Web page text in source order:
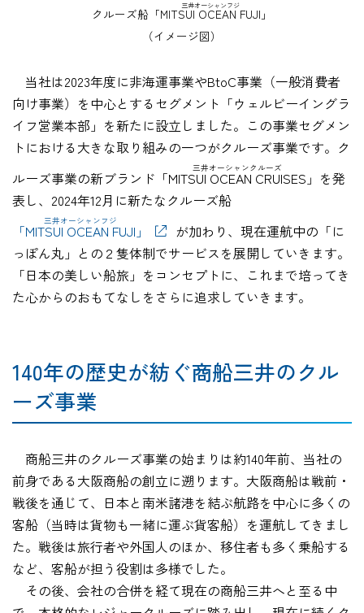
クルーズ船
三井オーシャンフジ
「MITSUI OCEAN FUJI」
（イメージ図）
当社は2023年度に非海運事業やBtoC事業（一般消費者
向け事業）を中心とするセグメント「ウェルビーイングラ
イフ営業本部」を新たに設立しました。この事業セグメン
トにおける大きな取り組みの一つがクルーズ事業です。ク
ルーズ事業の新ブランド
三井オーシャンクルーズ
「MITSUI OCEAN CRUISES」 を発
表し、2024年12月に新たなクルーズ船
三井オーシャンフジ
「MITSUI OCEAN FUJI」
が加わり、現在運航中の「に
っぽん丸」との２隻体制でサービスを展開していきます。
「日本の美しい船旅」をコンセプトに、これまで培ってき
た心からのおもてなしをさらに追求していきます。
140年の歴史が紡ぐ商船三井のクル
ーズ事業
商船三井のクルーズ事業の始まりは約140年前、当社の
前身である大阪商船の創立に遡ります。大阪商船は戦前・
戦後を通じて、日本と南米諸港を結ぶ航路を中心に多くの
客船（当時は貨物も一緒に運ぶ貨客船）を運航してきまし
た。戦後は旅行者や外国人のほか、移住者も多く乗船する
など、客船が担う役割は多様でした。
その後、会社の合併を経て現在の商船三井へと至る中